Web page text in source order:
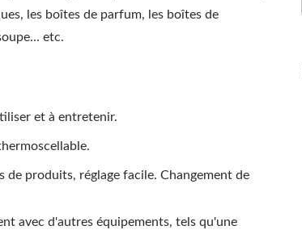
les boîtes de parfum, les boîtes de
etc.
et à entretenir.
produits, réglage facile. Changement de
avec d'autres équipements, tels qu'une